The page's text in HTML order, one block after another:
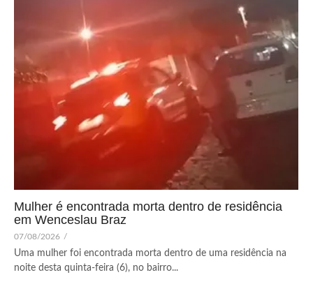
Mulher é encontrada morta dentro de residência
em Wenceslau Braz
07/08/2026 /
Uma mulher foi encontrada morta dentro de uma residência na
noite desta quinta-feira (6), no bairro...